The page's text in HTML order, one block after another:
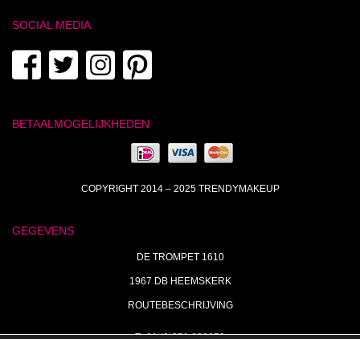
SOCIAL MEDIA
BETAALMOGELIJKHEDEN
COPYRIGHT 2014 – 2025 TRENDYMAKEUP
GEGEVENS
DE TROMPET 1610
1967 DB HEEMSKERK
ROUTEBESCHRIJVING